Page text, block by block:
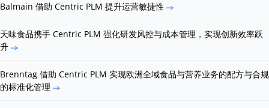
Balmain 借助 Centric PLM 提升运营敏捷性
天味食品携手 Centric PLM 强化研发风控与成本管理，实现创新效率跃
升
Brenntag 借助 Centric PLM 实现欧洲全域食品与营养业务的配方与合规
的标准化管理